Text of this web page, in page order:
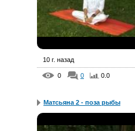
10 г. назад
0 0 0.0
Матсьяна 2 - поза рыбы